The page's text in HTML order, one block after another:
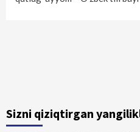
Sizni qiziqtirgan